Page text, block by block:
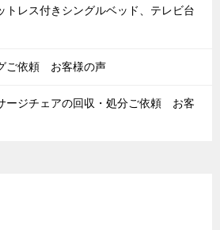
トレス付きシングルベッド、テレビ台
ご依頼 お客様の声
ージチェアの回収・処分ご依頼 お客